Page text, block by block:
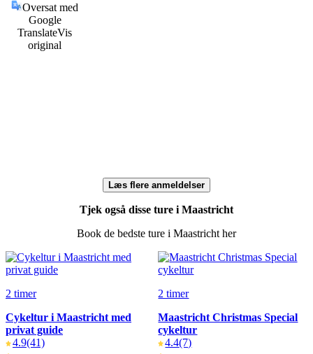
Oversat med
Google
TranslateVis
original
Læs flere anmeldelser
Tjek også disse ture i Maastricht
Book de bedste ture i Maastricht her
2 timer
Cykeltur i Maastricht med
privat guide
4.9(41)
2 timer
Maastricht Christmas Special
cykeltur
4.4(7)